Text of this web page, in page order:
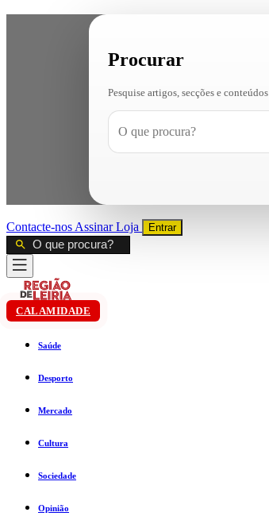
Procurar
Pesquise artigos, secções e conteúdos
Contacte-nos AssinarLoja Entrar
CALAMIDADE
Saúde
Desporto
Mercado
Cultura
Sociedade
Opinião